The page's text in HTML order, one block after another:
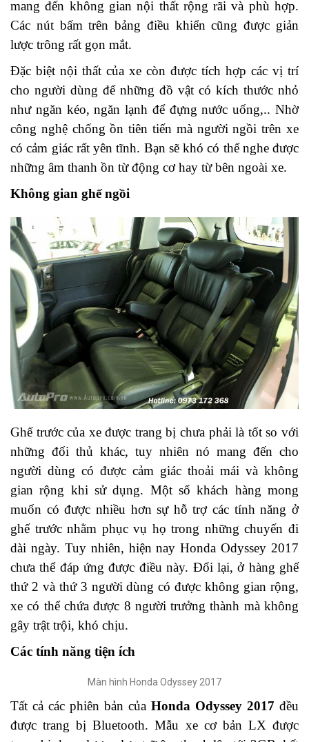
mang đến không gian nội thất rộng rãi và phù hợp.
Các nút bấm trên bảng điều khiển cũng được giản
lược trông rất gọn mắt.
Đặc biệt nội thất của xe còn được tích hợp các vị trí
cho người dùng để những đồ vật có kích thước nhỏ
như ngăn kéo, ngăn lạnh để đựng nước uống,.. Nhờ
công nghệ chống ồn tiên tiến mà người ngồi trên xe
có cảm giác rất yên tĩnh. Bạn sẽ khó có thể nghe được
những âm thanh ồn từ động cơ hay từ bên ngoài xe.
Không gian ghế ngồi
Ghế trước của xe được trang bị chưa phải là tốt so với
những đối thủ khác, tuy nhiên nó mang đến cho
người dùng có được cảm giác thoải mái và không
gian rộng khi sử dụng. Một số khách hàng mong
muốn có được nhiều hơn sự hỗ trợ các tính năng ở
ghế trước nhằm phục vụ họ trong những chuyến đi
dài ngày. Tuy nhiên, hiện nay Honda Odyssey 2017
chưa thể đáp ứng được điều này. Đổi lại, ở hàng ghế
thứ 2 và thứ 3 người dùng có được không gian rộng,
xe có thể chứa được 8 người trưởng thành mà không
gây trật trội, khó chịu.
Các tính năng tiện ích
Màn hình Honda Odyssey 2017
Tất cả các phiên bản của Honda Odyssey 2017 đều
được trang bị Bluetooth. Mẫu xe cơ bản LX được